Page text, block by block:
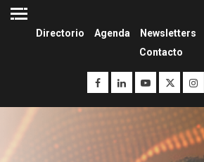
Directorio Agenda Newsletters
Contacto